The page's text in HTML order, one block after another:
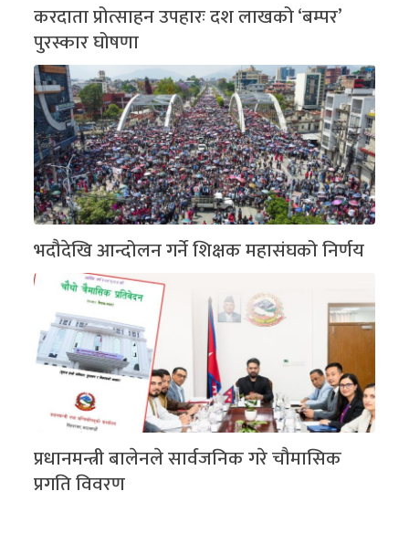
करदाता प्रोत्साहन उपहारः दश लाखको ‘बम्पर’
पुरस्कार घोषणा
भदौदेखि आन्दोलन गर्ने शिक्षक महासंघको निर्णय
प्रधानमन्त्री बालेनले सार्वजनिक गरे चौमासिक
प्रगति विवरण